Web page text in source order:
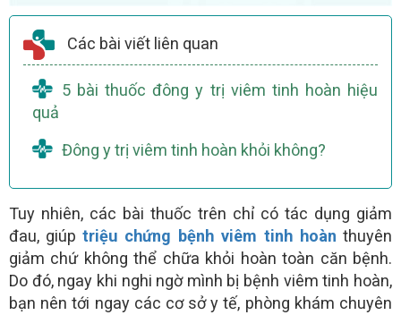
Các bài viết liên quan
5 bài thuốc đông y trị viêm tinh hoàn hiệu
quả
Đông y trị viêm tinh hoàn khỏi không?
Tuy nhiên, các bài thuốc trên chỉ có tác dụng giảm
đau, giúp triệu chứng bệnh viêm tinh hoàn thuyên
giảm chứ không thể chữa khỏi hoàn toàn căn bệnh.
Do đó, ngay khi nghi ngờ mình bị bệnh viêm tinh hoàn,
bạn nên tới ngay các cơ sở y tế, phòng khám chuyên